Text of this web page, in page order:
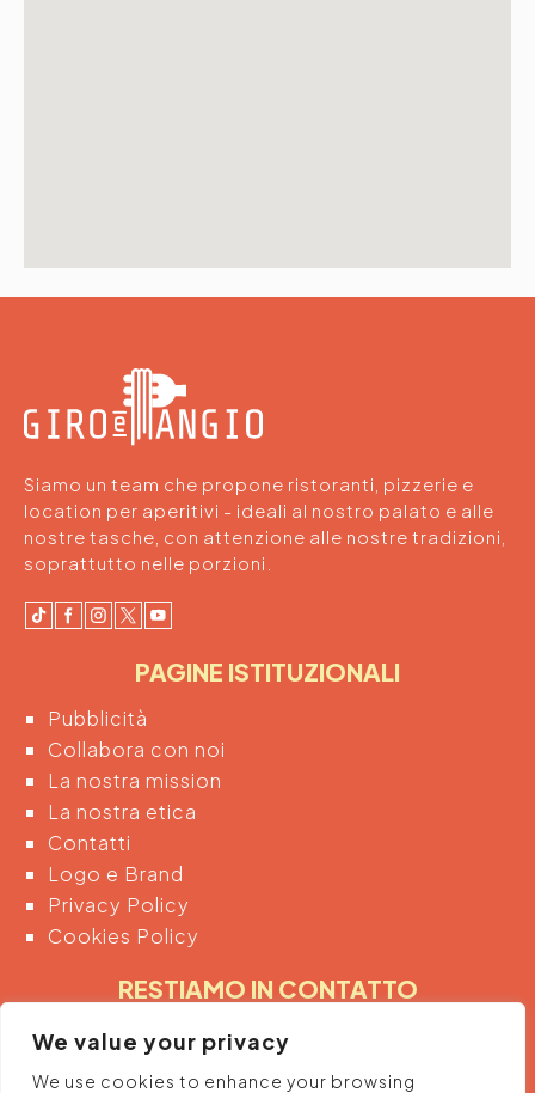
We value your privacy
We use cookies to enhance your browsing
Siamo un team che propone ristoranti, pizzerie e
location per aperitivi - ideali al nostro palato e alle
nostre tasche, con attenzione alle nostre tradizioni,
soprattutto nelle porzioni.
PAGINE ISTITUZIONALI
Pubblicità
Collabora con noi
La nostra mission
La nostra etica
Contatti
Logo e Brand
Privacy Policy
Cookies Policy
RESTIAMO IN CONTATTO
Inserendo di seguito la tua email acconsenti
automaticamente al trattamento dei tuoi dati
personali per ricevere informazioni e promozioni